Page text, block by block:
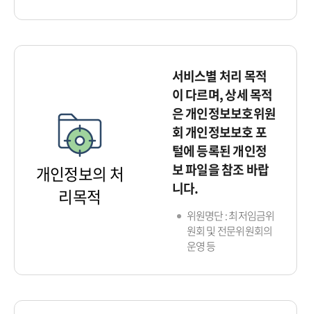
개인정보의 처
리목적
서비스별 처리 목적
이 다르며, 상세 목적
은 개인정보보호위원
회 개인정보보호 포
털에 등록된 개인정
보 파일을 참조 바랍
니다.
위원명단 : 최저임금위
원회 및 전문위원회의
운영 등